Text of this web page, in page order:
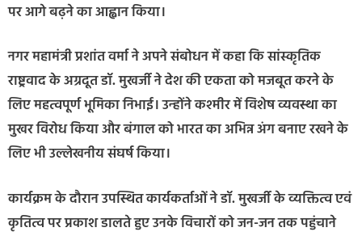
पर आगे बढ़ने का आह्वान किया।
नगर महामंत्री प्रशांत वर्मा ने अपने संबोधन में कहा कि सांस्कृतिक
राष्ट्रवाद के अग्रदूत डॉ. मुखर्जी ने देश की एकता को मजबूत करने के
लिए महत्वपूर्ण भूमिका निभाई। उन्होंने कश्मीर में विशेष व्यवस्था का
मुखर विरोध किया और बंगाल को भारत का अभिन्न अंग बनाए रखने के
लिए भी उल्लेखनीय संघर्ष किया।
कार्यक्रम के दौरान उपस्थित कार्यकर्ताओं ने डॉ. मुखर्जी के व्यक्तित्व एवं
कृतित्व पर प्रकाश डालते हुए उनके विचारों को जन-जन तक पहुंचाने